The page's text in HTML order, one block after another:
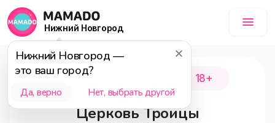
Нижний Новгород
Нижний Новгород —
это ваш город?
Да, верно Нет, выбрать другой
Пильнинский район 18+
Церковь Троицы